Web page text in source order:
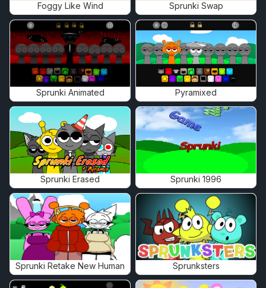
Foggy Like Wind Sprunki Swap
Sprunki Animated Pyramixed
Sprunki Erased Sprunki 1996
Sprunki Retake New Human Sprunksters